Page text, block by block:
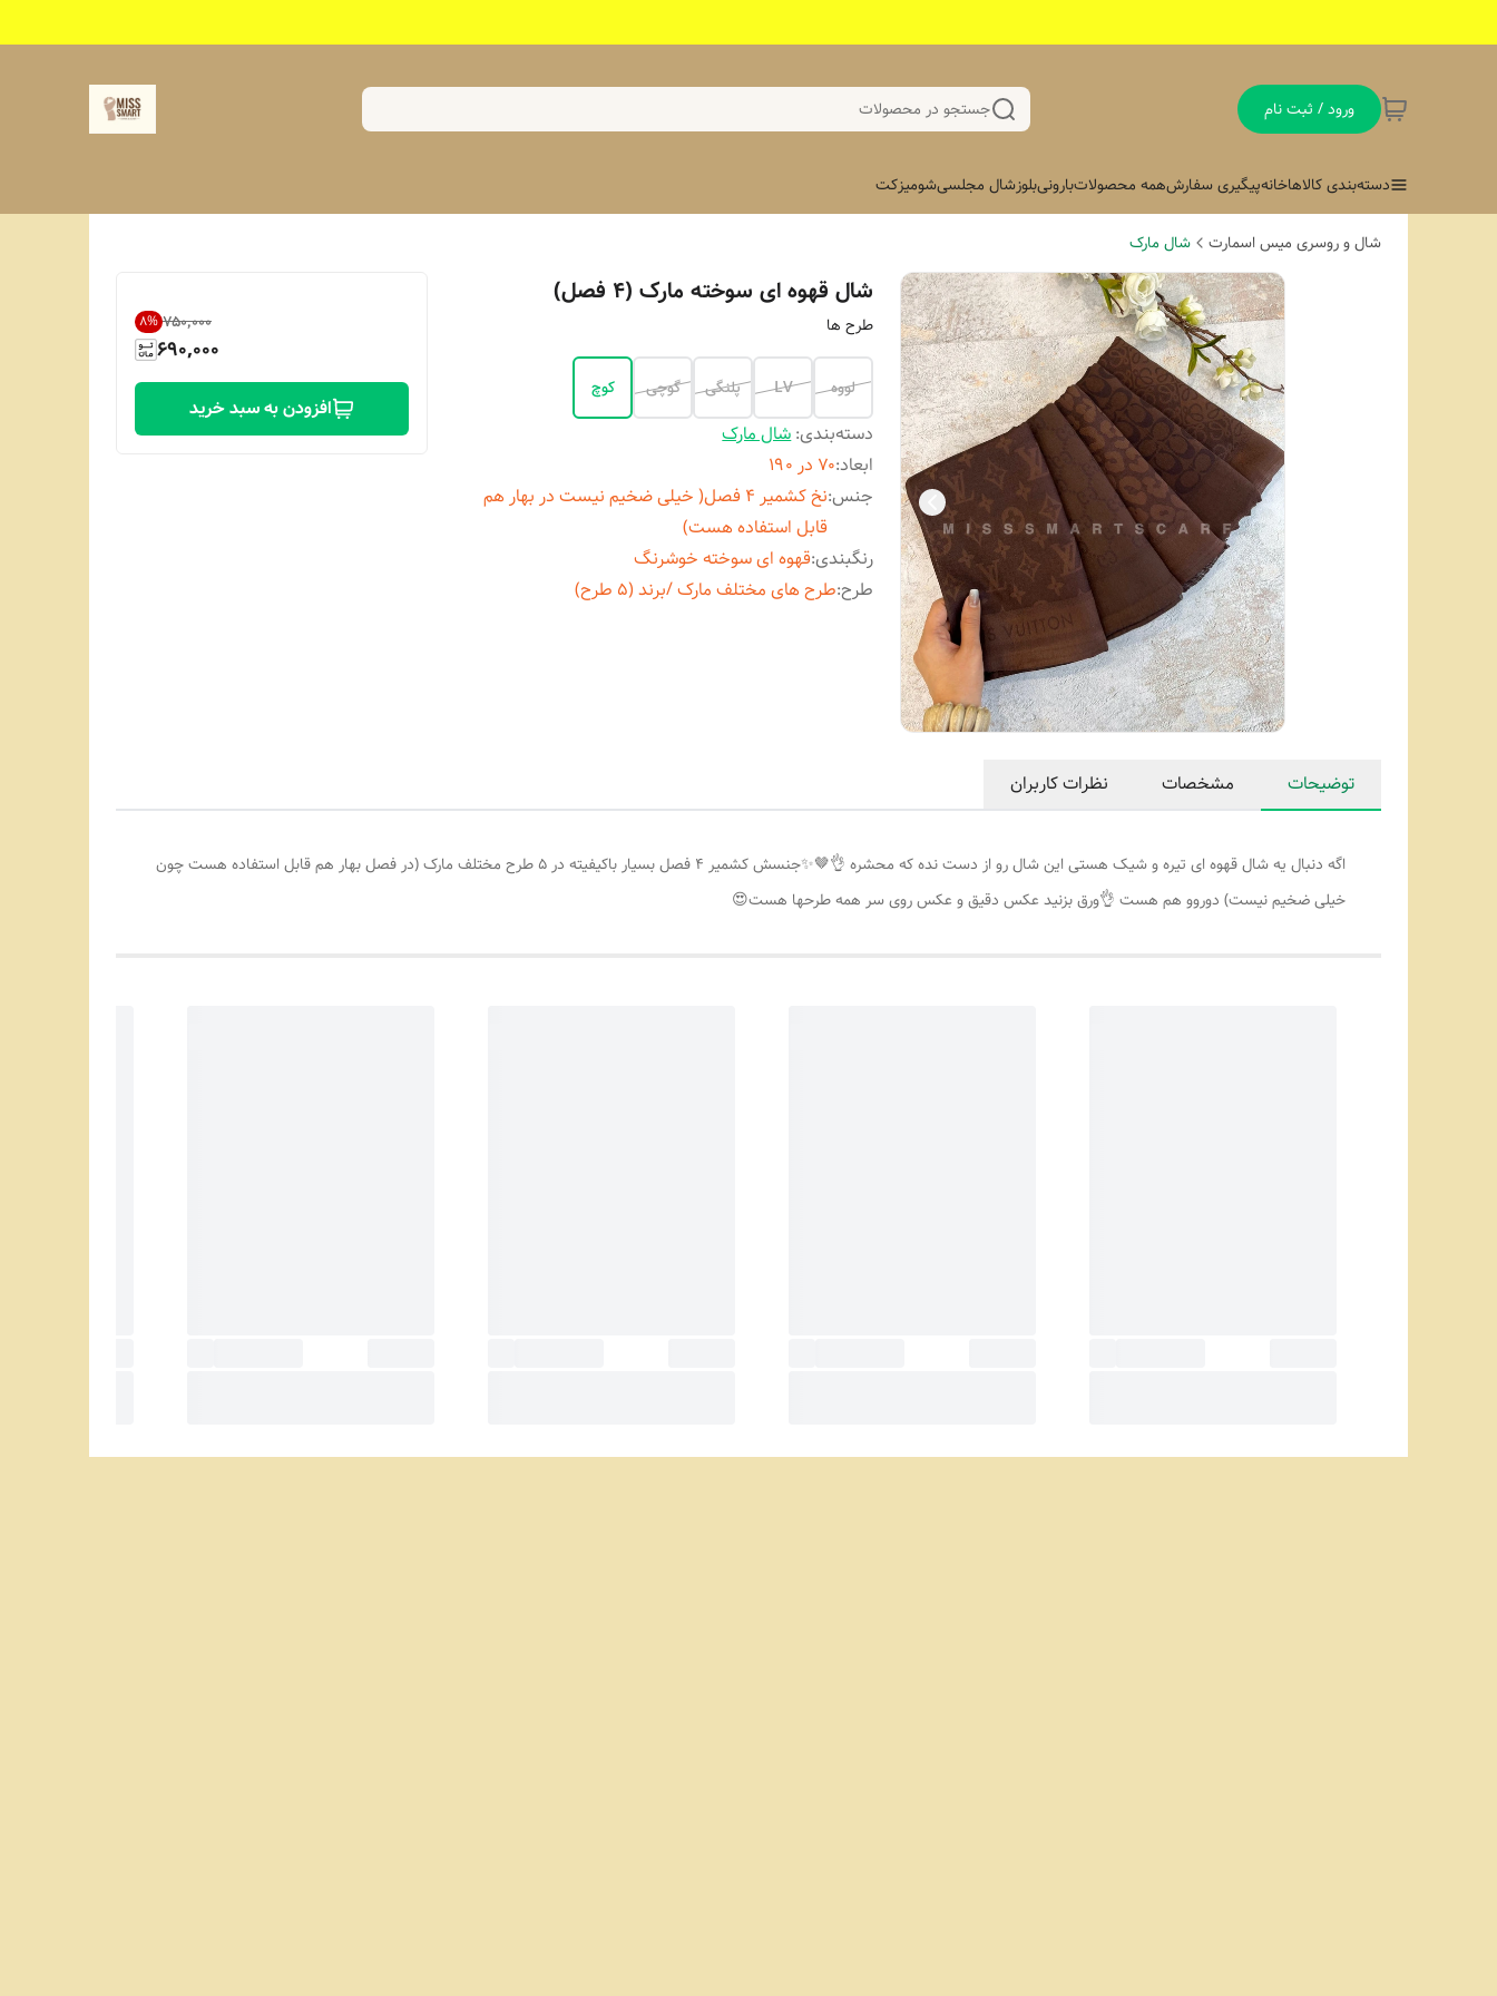
ورود / ثبت نام جستجو در محصولات
دسته‌بندی کالاهاخانهپیگیری سفارشهمه محصولاتبارونیبلوزشال مجلسیشومیزکت
شال و روسری میس اسمارت شال مارک
شال قهوه ای سوخته مارک (۴ فصل)
طرح ها
لووه LV پلنگی گوچی کوچ
دسته‌بندی:شال مارک
ابعاد:۷۰ در ۱۹۰
جنس:
نخ کشمیر ۴ فصل( خیلی ضخیم نیست در بهار هم
قابل استفاده هست)
رنگبندی:قهوه ای سوخته خوشرنگ
طرح:طرح های مختلف مارک /برند (۵ طرح)
۷۵۰٬۰۰۰ 8%
690,000
افزودن به سبد خرید
توضیحات مشخصات نظرات کاربران
اگه دنبال یه شال قهوه ای تیره و شیک هستی این شال رو از دست نده که محشره 👌🤎✨جنسش کشمیر ۴ فصل بسیار باکیفیته در ۵ طرح مختلف مارک (در فصل بهار هم قابل استفاده هست چون
خیلی ضخیم نیست) دوروو هم هست 👌ورق بزنید عکس دقیق و عکس روی سر همه طرحها هست😍